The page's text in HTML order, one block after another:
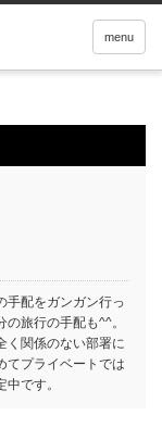
menu
手配をガンガン行っ
旅行の手配も^^。
く関係のない部署に
てプライベートでは
です。